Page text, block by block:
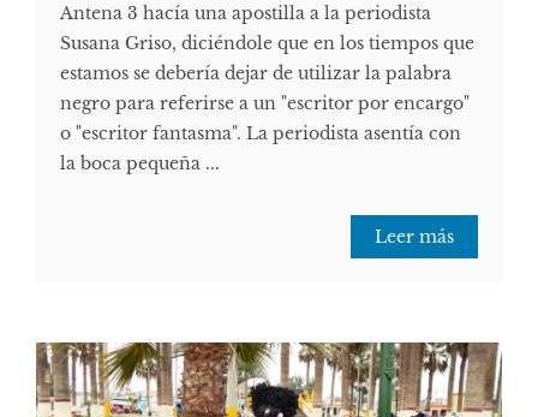
Antena 3 hacía una apostilla a la periodista
Susana Griso, diciéndole que en los tiempos que
estamos se debería dejar de utilizar la palabra
negro para referirse a un "escritor por encargo"
o "escritor fantasma". La periodista asentía con
la boca pequeña ...
Leer más